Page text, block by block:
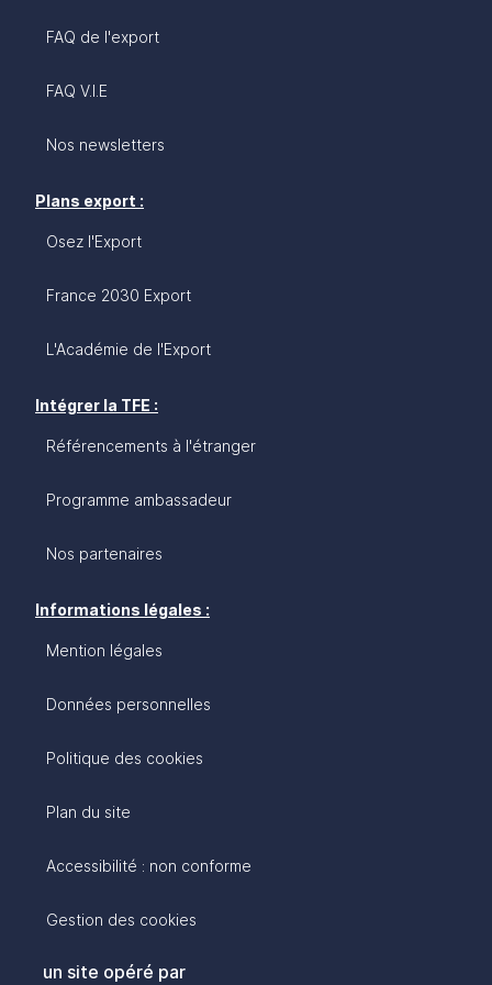
FAQ de l'export
FAQ V.I.E
Nos newsletters
Plans export :
Osez l'Export
France 2030 Export
L'Académie de l'Export
Intégrer la TFE :
Référencements à l'étranger
Programme ambassadeur
Nos partenaires
Informations légales :
Mention légales
Données personnelles
Politique des cookies
Plan du site
Accessibilité : non conforme
Gestion des cookies
un site opéré par